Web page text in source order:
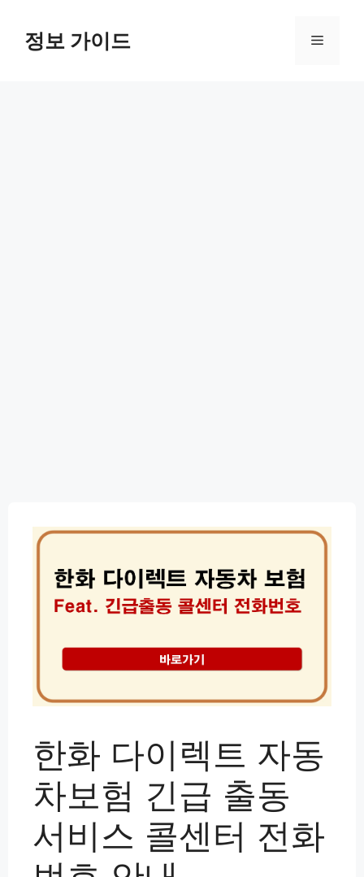
정보 가이드 메
한화 다이렉트 자동
차보험 긴급 출동
서비스 콜센터 전화